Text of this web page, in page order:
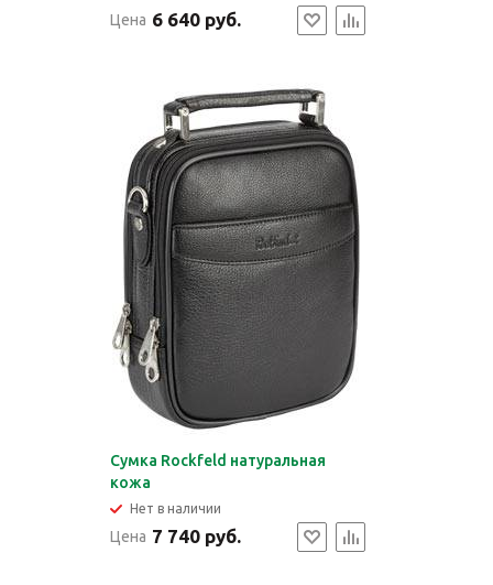
Цена 6 640 руб.
Сумка Rockfeld натуральная
кожа
Нет в наличии
Цена 7 740 руб.